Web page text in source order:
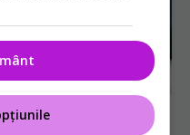
Datele surpriză
specialiștilor